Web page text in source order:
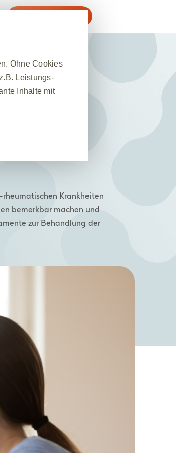
Krankheiten
bemerkbar machen und
zur Behandlung der
Ohne Cookies
Leistungs-
Inhalte mit
zu
hinaus
Formularen. Sie
der Website